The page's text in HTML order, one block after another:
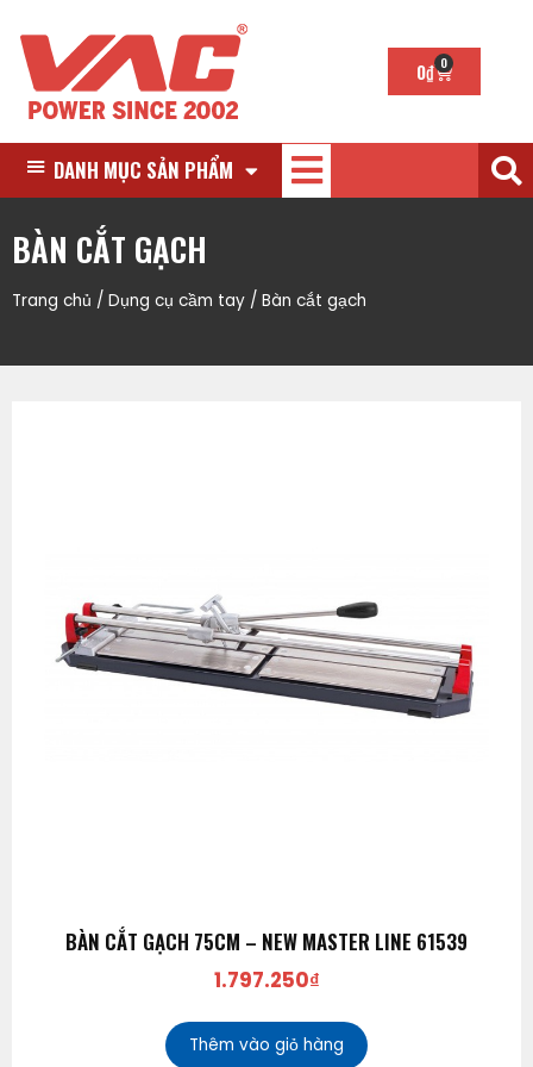
0₫ 0
DANH MỤC SẢN PHẨM
BÀN CẮT GẠCH
Trang chủ / Dụng cụ cầm tay / Bàn cắt gạch
BÀN CẮT GẠCH 75CM – NEW MASTER LINE 61539
1.797.250₫
Thêm vào giỏ hàng